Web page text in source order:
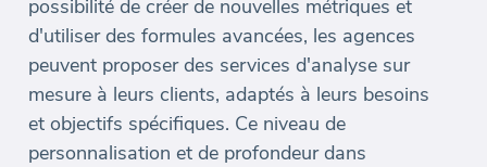
possibilité de créer de nouvelles métriques et
d'utiliser des formules avancées, les agences
peuvent proposer des services d'analyse sur
mesure à leurs clients, adaptés à leurs besoins
et objectifs spécifiques. Ce niveau de
personnalisation et de profondeur dans